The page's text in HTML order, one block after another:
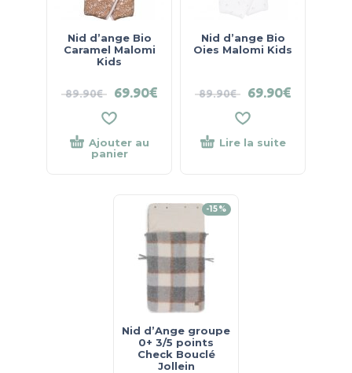
Nid d’ange Bio
Caramel Malomi
Kids
89.90€ 69.90€
Ajouter au
panier
Nid d’ange Bio
Oies Malomi Kids
89.90€ 69.90€
Lire la suite
-15%
Nid d’Ange groupe
0+ 3/5 points
Check Bouclé
Jollein